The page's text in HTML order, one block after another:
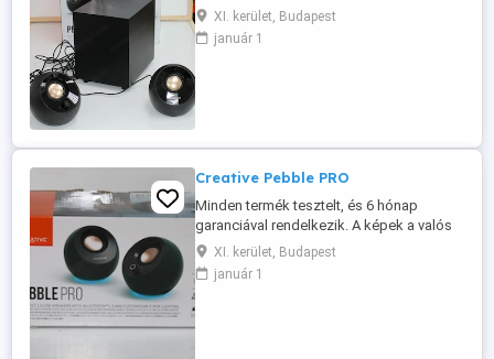
által megvásárolt és visszaküldött termék.
Kiváló ár, jóval a bolti ár alatt. 6 hónap
garancia. PARAMÉTEREK: Teljesítmény: 8
XI. kerület, Budapest
január 1
Creative Pebble PRO
Minden termék tesztelt, és 6 hónap
garanciával rendelkezik. A képek a valós
termékeket ábrázolják. Ez a termék:
FELÚJÍTOTT Csatornák: 2.0 Teljesítmény:
10 W USB-C port 30 W USB PD adapter
XI. kerület, Budapest
január 1